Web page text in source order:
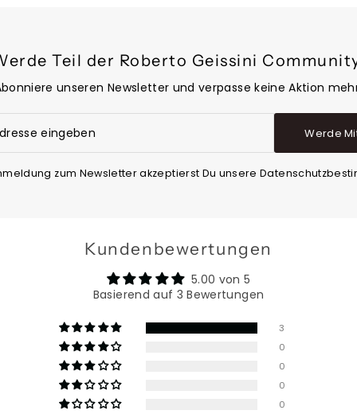
Teil der Roberto Geissini
unseren Newsletter und verpasse keine Aktion
Werde
zum Newsletter akzeptierst Du unsere
Kundenbewertungen
5.00 von 5
Basierend auf 3 Bewertungen
3
0
0
0
0